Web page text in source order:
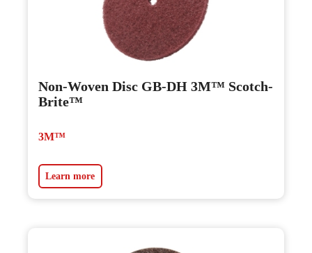
Non-Woven Disc GB-DH 3M™ Scotch-
Brite™
3M™
Learn more